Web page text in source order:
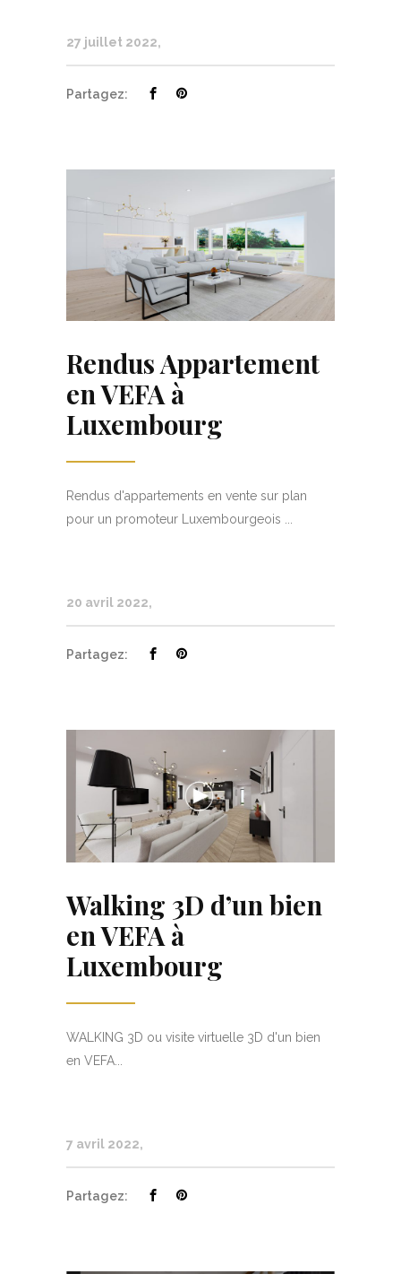
27 juillet 2022
Partagez:
Rendus Appartement
en VEFA à
Luxembourg
Rendus d'appartements en vente sur plan
pour un promoteur Luxembourgeois ...
20 avril 2022
Partagez:
Walking 3D d’un bien
en VEFA à
Luxembourg
WALKING 3D ou visite virtuelle 3D d'un bien
en VEFA...
7 avril 2022
Partagez: